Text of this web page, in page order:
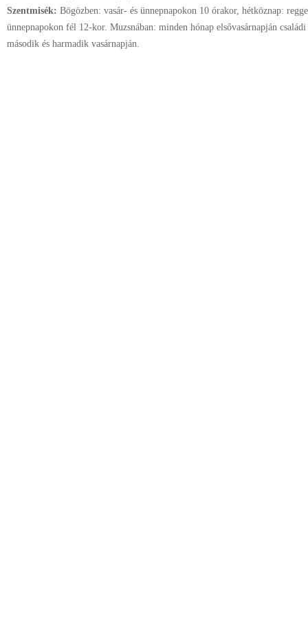
Szentmisék: Bögözben: vasár- és ünnepnapokon 10 órakor, hétköznap:
ünnepnapokon fél 12-kor. Muzsnában: minden hónap elsővasárnapján
második és harmadik vasárnapján.